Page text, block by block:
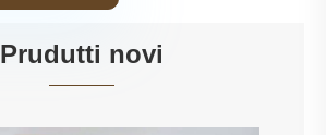
Prudutti novi